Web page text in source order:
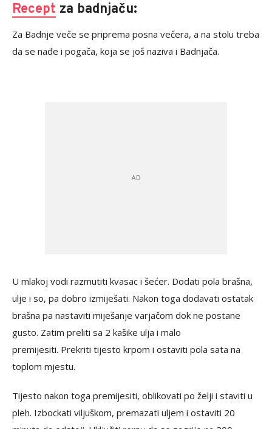
Recept za badnjaču:
Za Badnje veče se priprema posna večera, a na stolu treba
da se nađe i pogača, koja se još naziva i Badnjača.
U mlakoj vodi razmutiti kvasac i šećer. Dodati pola brašna,
ulje i so, pa dobro izmiješati. Nakon toga dodavati ostatak
brašna pa nastaviti miješanje varjačom dok ne postane
gusto. Zatim preliti sa 2 kašike ulja i malo
premijesiti. Prekriti tijesto krpom i ostaviti pola sata na
toplom mjestu.
Tijesto nakon toga premijesiti, oblikovati po želji i staviti u
pleh. Izbockati viljuškom, premazati uljem i ostaviti 20